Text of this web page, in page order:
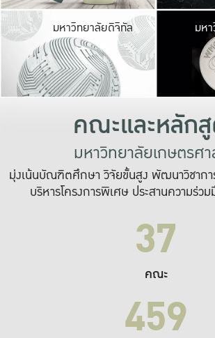
มหาวิทยาลัยดิจิทัล มห
คณะและหลัก
มหาวิทยาลัยเกษตรศ
มุ่งเน้นบัณฑิตศึกษา วิจัยขั้นสูง พัฒนาวิชากา
บริหารโครงการพิเศษ ประสานความร่ว
37
คณะ
459